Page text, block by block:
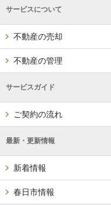
サービスについて
不動産の売却
不動産の管理
サービスガイド
ご契約の流れ
最新・更新情報
新着情報
春日市情報